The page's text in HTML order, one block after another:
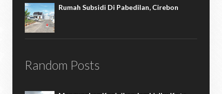
Rumah Subsidi Di Pabedilan, Cirebon
Random Posts